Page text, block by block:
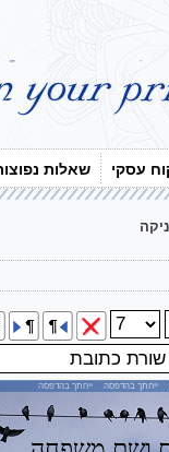
עסקי שאלות
ייחתך בהדפסה ייחתך בהדפסה